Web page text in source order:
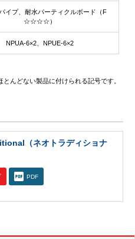
イプ、耐水パーティクルボード（F
☆☆☆☆）
NPUA-6×2、NPUE-6×2
どない製品に付けられる記号です。
（ネオトラディショナ
PDF